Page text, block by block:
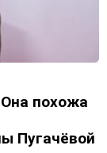
похожа
Пугачёвой